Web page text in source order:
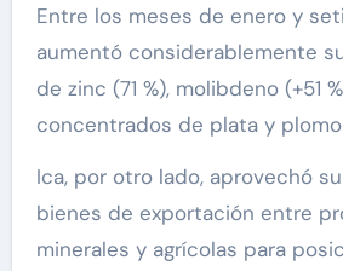
Entre los meses de enero y
aumentó considerablemente
de zinc (71 %), molibdeno (+51
concentrados de plata y plomo
Ica, por otro lado, aprovechó
bienes de exportación entre
minerales y agrícolas para